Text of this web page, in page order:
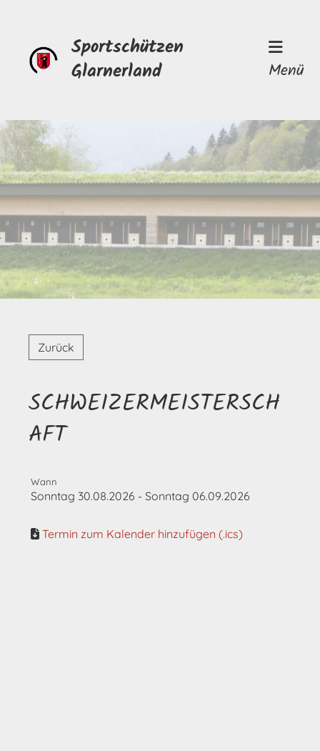
Sportschützen
Glarnerland
Menü
Zurück
SCHWEIZERMEISTERSCH
AFT
Wann
Sonntag 30.08.2026 - Sonntag 06.09.2026
Termin zum Kalender hinzufügen (.ics)